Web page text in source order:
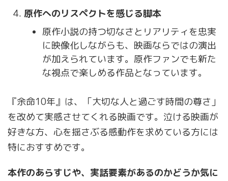
原作へのリスペクトを感じる脚本
原作小説の持つ切なさとリアリティを忠実
に映像化しながらも、映画ならではの演出
が加えられています。原作ファンでも新た
な視点で楽しめる作品となっています。
『余命10年』は、「大切な人と過ごす時間の尊さ」
を改めて実感させてくれる映画です。泣ける映画が
好きな方、心を揺さぶる感動作を求めている方には
特におすすめです。
本作のあらすじや、実話要素があるのかどうか気に